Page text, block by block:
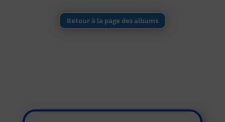
Retour à la page des albums